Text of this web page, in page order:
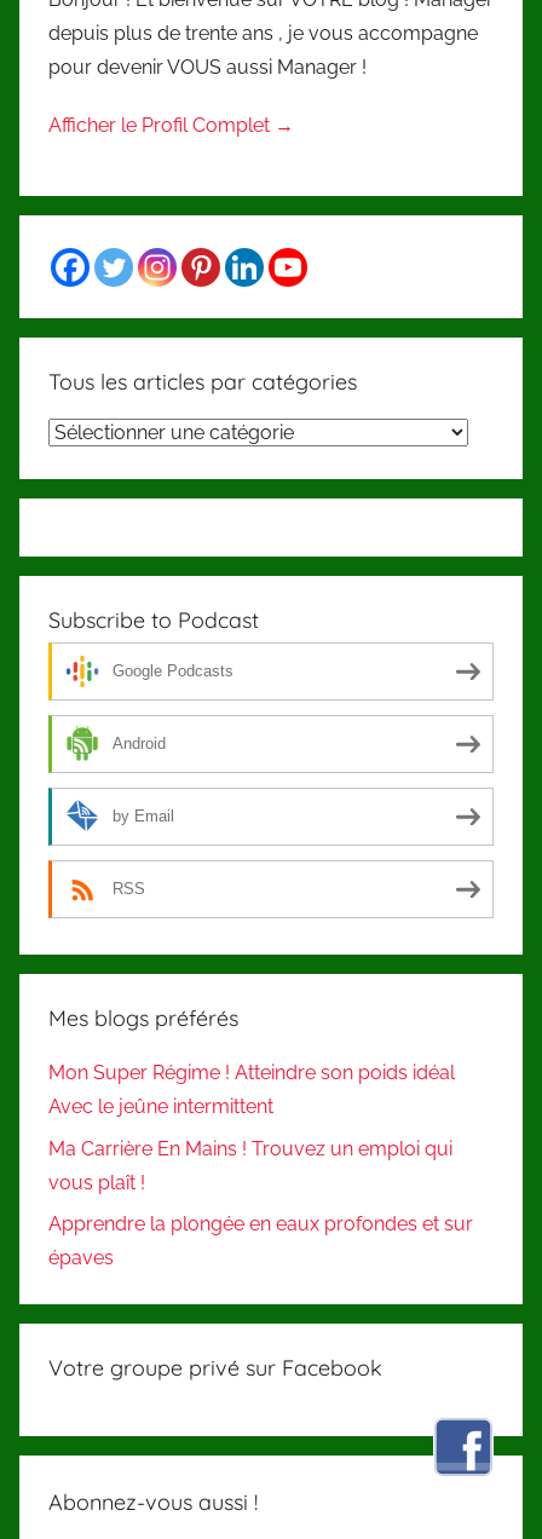
depuis plus de trente ans , je vous accompagne
pour devenir VOUS aussi Manager !
Afficher le Profil Complet →
Tous les articles par catégories
Tous
articles
Subscribe to Podcast
Google Podcasts
Android
by Email
RSS
Mes blogs préférés
Mon Super Régime ! Atteindre son poids idéal
Avec le jeûne intermittent
Ma Carrière En Mains ! Trouvez un emploi qui
vous plaît !
Apprendre la plongée en eaux profondes et sur
épaves
Votre groupe privé sur Facebook
Abonnez-vous aussi !